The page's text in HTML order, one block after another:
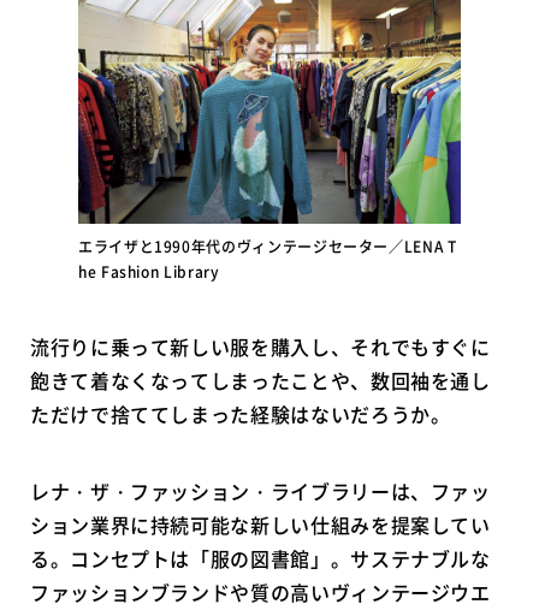
エライザと1990年代のヴィンテージセーター／LENA T
he Fashion Library
流行りに乗って新しい服を購入し、それでもすぐに
飽きて着なくなってしまったことや、数回袖を通し
ただけで捨ててしまった経験はないだろうか。
レナ・ザ・ファッション・ライブラリーは、ファッ
ション業界に持続可能な新しい仕組みを提案してい
る。コンセプトは「服の図書館」。サステナブルな
ファッションブランドや質の高いヴィンテージウエ